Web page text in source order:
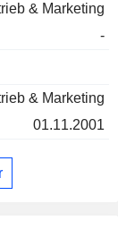
& Marketing
-
& Marketing
01.11.2001